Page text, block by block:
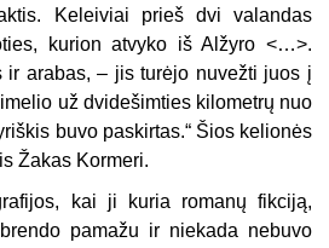
Keleiviai prieš dvi valandas
kurion atvyko iš Alžyro <…>.
ir arabas, – jis turėjo nuvežti juos į
už dvidešimties kilometrų nuo
buvo paskirtas.“ Šios kelionės
Žakas Kormeri.
kai ji kuria romanų fikciją,
pamažu ir niekada nebuvo